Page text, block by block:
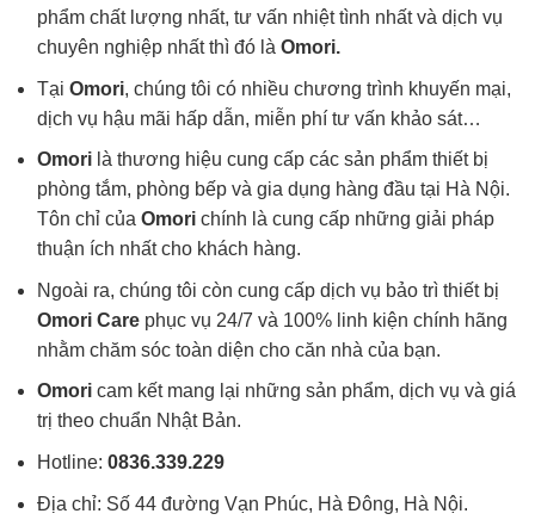
phẩm chất lượng nhất, tư vấn nhiệt tình nhất và dịch vụ
chuyên nghiệp nhất thì đó là Omori.
Tại Omori, chúng tôi có nhiều chương trình khuyến mại,
dịch vụ hậu mãi hấp dẫn, miễn phí tư vấn khảo sát…
Omori là thương hiệu cung cấp các sản phẩm thiết bị
phòng tắm, phòng bếp và gia dụng hàng đầu tại Hà Nội.
Tôn chỉ của Omorichính là cung cấp những giải pháp
thuận ích nhất cho khách hàng.
Ngoài ra, chúng tôi còn cung cấp dịch vụ bảo trì thiết bị
Omori Care phục vụ 24/7 và 100% linh kiện chính hãng
nhằm chăm sóc toàn diện cho căn nhà của bạn.
Omoricam kết mang lại những sản phẩm, dịch vụ và giá
trị theo chuẩn Nhật Bản.
Hotline: 0836.339.229
Địa chỉ: Số 44 đường Vạn Phúc, Hà Đông, Hà Nội.